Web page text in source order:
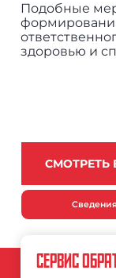
Подобные
здоровью и
СЕРВИС